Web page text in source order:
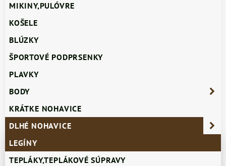
MIKINY,PULÓVRE
KOŠELE
BLÚZKY
ŠPORTOVÉ PODPRSENKY
PLAVKY
BODY
KRÁTKE NOHAVICE
DLHÉ NOHAVICE
LEGÍNY
TEPLÁKY,TEPLÁKOVÉ SÚPRAVY